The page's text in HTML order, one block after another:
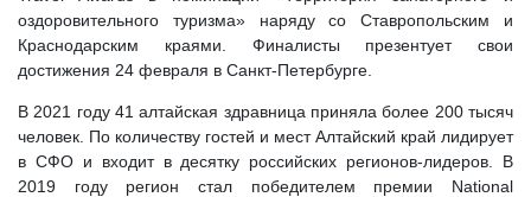
оздоровительного туризма» наряду со Ставропольским и
Краснодарским краями. Финалисты презентует свои
достижения 24 февраля в Санкт-Петербурге.
В 2021 году 41 алтайская здравница приняла более 200 тысяч
человек. По количеству гостей и мест Алтайский край лидирует
в СФО и входит в десятку российских регионов-лидеров. В
2019 году регион стал победителем премии National